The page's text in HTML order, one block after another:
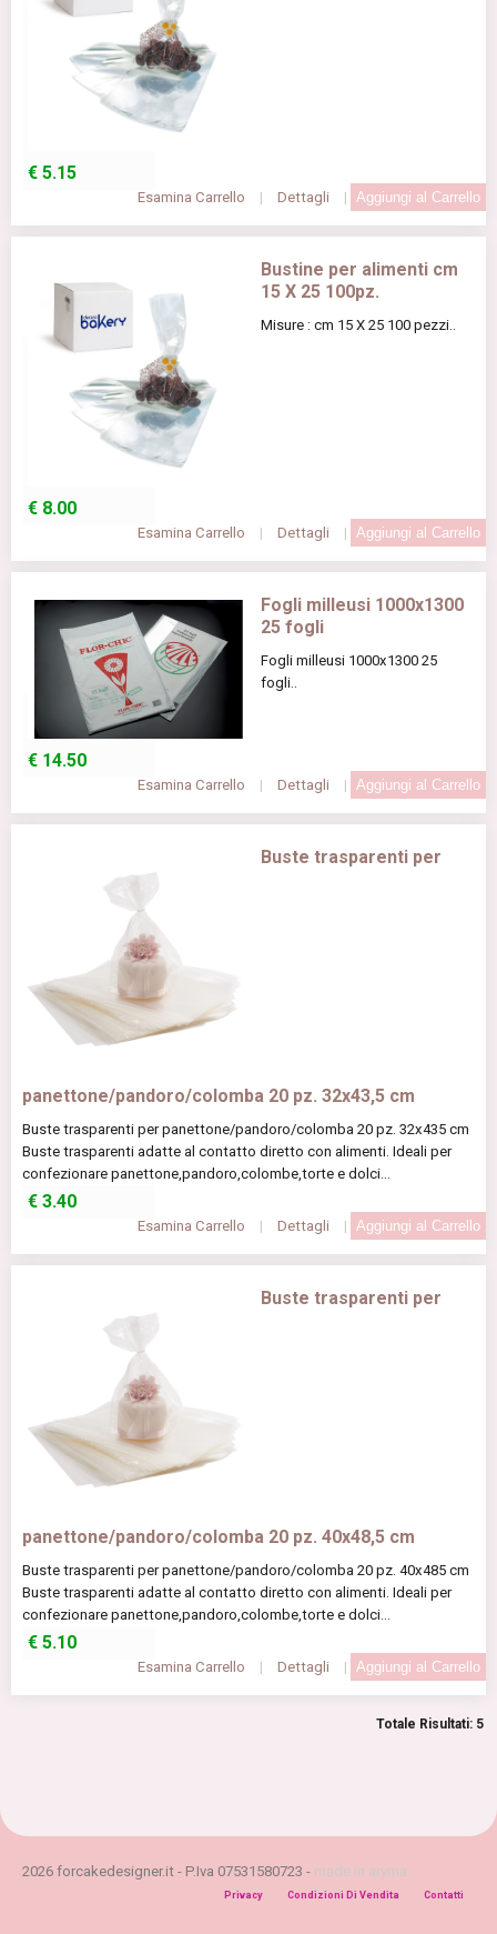
€ 5.15
Esamina Carrello | Dettagli |
Bustine per alimenti cm
15 X 25 100pz.
Misure : cm 15 X 25 100 pezzi..
€ 8.00
Esamina Carrello | Dettagli |
Fogli milleusi 1000x1300
25 fogli
Fogli milleusi 1000x1300 25
fogli..
€ 14.50
Esamina Carrello | Dettagli |
Buste trasparenti per
panettone/pandoro/colomba 20 pz. 32x43,5 cm
Buste trasparenti per panettone/pandoro/colomba 20 pz. 32x435 cm
Buste trasparenti adatte al contatto diretto con alimenti. Ideali per
confezionare panettone,pandoro,colombe,torte e dolci...
€ 3.40
Esamina Carrello | Dettagli |
Buste trasparenti per
panettone/pandoro/colomba 20 pz. 40x48,5 cm
Buste trasparenti per panettone/pandoro/colomba 20 pz. 40x485 cm
Buste trasparenti adatte al contatto diretto con alimenti. Ideali per
confezionare panettone,pandoro,colombe,torte e dolci...
€ 5.10
Esamina Carrello | Dettagli |
Totale Risultati: 5
2026 forcakedesigner.it - P.Iva 07531580723 - made in aryma
Privacy Condizioni Di Vendita Contatti